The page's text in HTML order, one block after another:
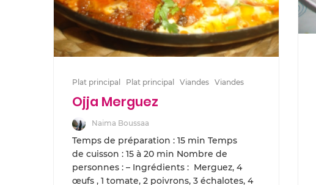
Plat principal Plat principal Viandes Viandes
Ojja Merguez
Naima Boussaa
Temps de préparation : 15 min Temps
de cuisson : 15 à 20 min Nombre de
personnes : – Ingrédients : Merguez, 4
œufs , 1 tomate, 2 poivrons, 3 échalotes, 4